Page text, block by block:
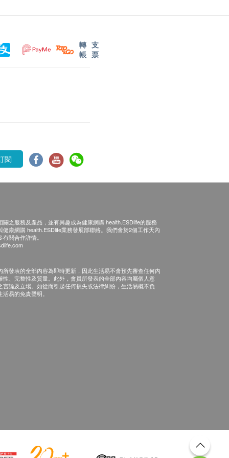
轉
帳
支
票
閱
關之服務及產品，並有興趣成為健康網購 health.ESDlife的服務
健康網購 health.ESDlife業務發展部聯絡。我們會於2個工作天內
關合作詳情。
所發表的全部內容為即時更新，因此生活易不會預先審查任何內
性、完整性及質量。此外，會員所發表的全部內容均屬個人意
言論及立場。如從而引起任何損失或法律糾紛，生活易概不負
易的免責聲明。